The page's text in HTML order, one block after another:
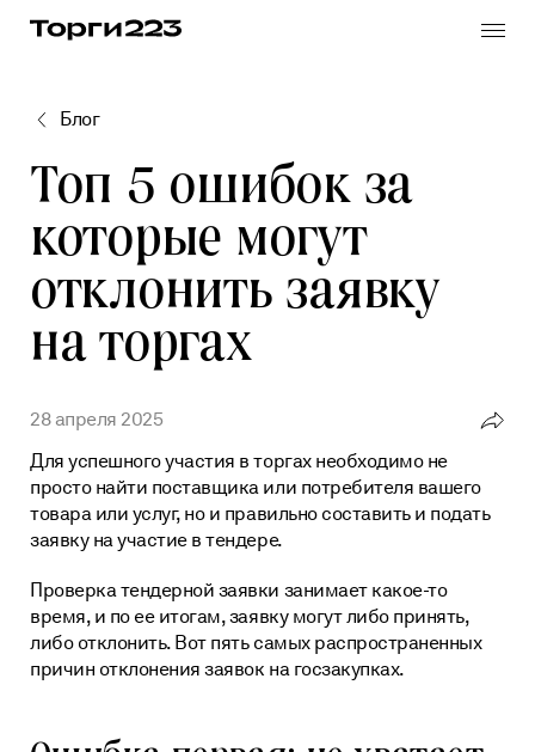
Реестр закупок по 223-ФЗ
Реестр медицинских закупок по 223-ФЗ
Горюче-смазочные материалы
Поставщику
Все услуги
Автоматизация процессов
Выпуск и продление электронной подписи
Проверка контрагентов
Кредит на исполнение контракта по 223-ФЗ
Тендерное сопровождение
База знаний
FAQ
Техническая поддержка
О нас
Пресс-центр
Блог
Блог
Топ 5 ошибок за
которые могут
отклонить заявку
на торгах
28 апреля 2025
Vkontakte
Telegram
Копировать ссылку
Для успешного участия в торгах необходимо не
просто найти поставщика или потребителя вашего
товара или услуг, но и правильно составить и подать
заявку на участие в тендере.
Проверка тендерной заявки занимает какое-то
время, и по ее итогам, заявку могут либо принять,
либо отклонить. Вот пять самых распространенных
причин отклонения заявок на госзакупках.